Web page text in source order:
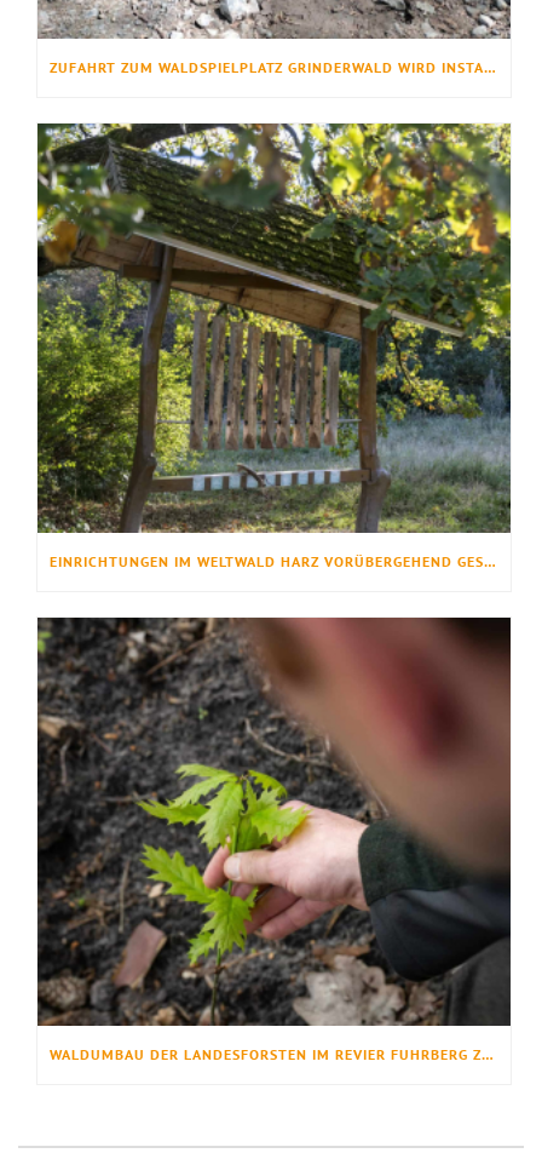
ZUFAHRT ZUM WALDSPIELPLATZ GRINDERWALD WIRD INSTANDGESETZT
EINRICHTUNGEN IM WELTWALD HARZ VORÜBERGEHEND GESPERRT
WALDUMBAU DER LANDESFORSTEN IM REVIER FUHRBERG ZEIGT ERFOLG